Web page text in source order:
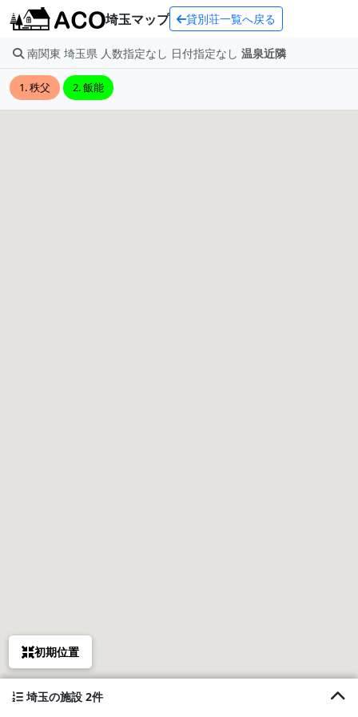
埼玉マップ 貸別荘一覧へ戻る
南関東 埼玉県 人数指定なし 日付指定なし 温泉近隣
1. 秩父 2. 飯能
初期位置
埼玉の施設 2件1. 森のプチ別荘 チチブンブン